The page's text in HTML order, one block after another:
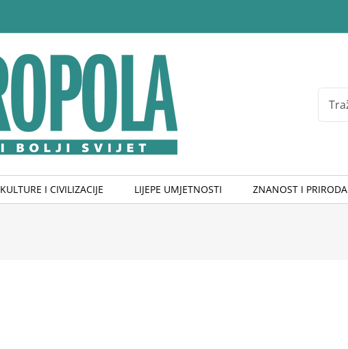
Search
for:
KULTURE I CIVILIZACIJE LIJEPE UMJETNOSTI ZNANOST I PRIRODA